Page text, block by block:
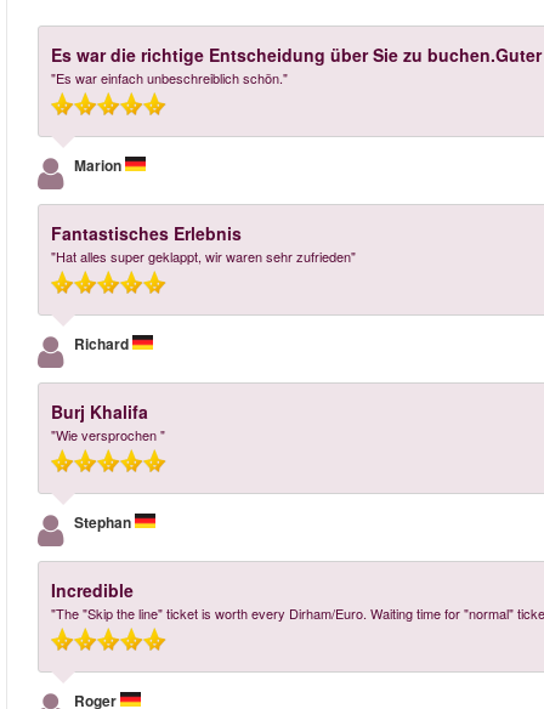
Es war die richtige Entscheidung über Sie zu
"Es war einfach unbeschreiblich schön."
Marion
Fantastisches Erlebnis
"Hat alles super geklappt, wir waren sehr zufrieden"
Richard
Burj Khalifa
"Wie versprochen "
Stephan
Incredible
"The "Skip the line" ticket is worth every Dirham/Euro. Waiting time for "normal"
Roger